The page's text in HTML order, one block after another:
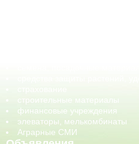
строительные материалы
финансовые учреждения
элеваторы, мелькомбинаты
Аграрные СМИ